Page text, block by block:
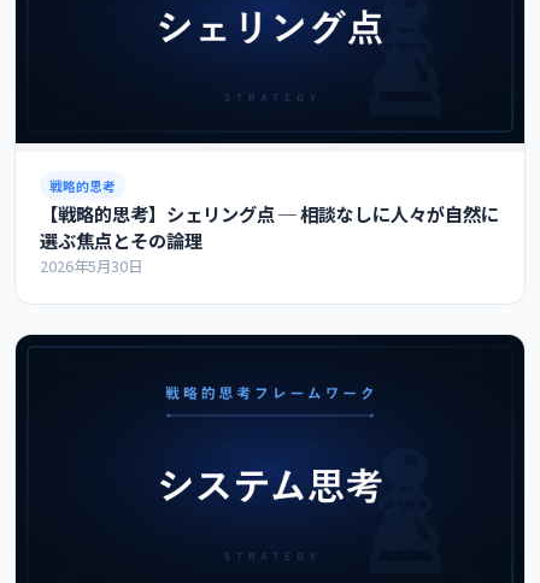
戦略的思考
【戦略的思考】シェリング点 ─ 相談なしに人々が自然に
選ぶ焦点とその論理
2026年5月30日